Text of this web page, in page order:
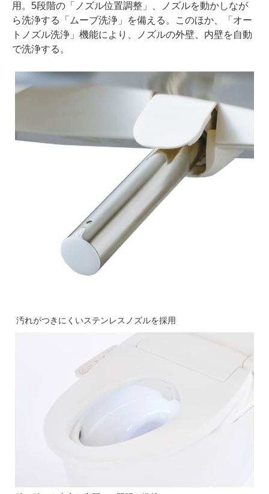
用。5段階の「ノズル位置調整」、ノズルを動かしなが
ら洗浄する「ムーブ洗浄」を備える。このほか、「オー
トノズル洗浄」機能により、ノズルの外壁、内壁を自動
で洗浄する。
汚れがつきにくいステンレスノズルを採用